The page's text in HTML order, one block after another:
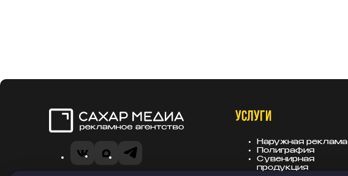
VK MAXTelegram
УСЛУГИ
Наружная реклама
Полиграфия
Сувенирная
продукция